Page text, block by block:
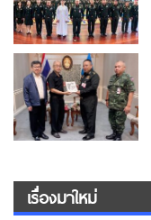
เรื่องมาใหม่